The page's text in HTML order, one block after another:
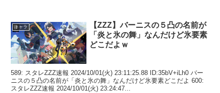
キャラ
【ZZZ】バーニスの５凸の名前が
「炎と氷の舞」なんだけど氷要素
どこだよｗ
589: スタレZZZ速報 2024/10/01(火) 23:11:25.88 ID:35bV+iLh0 バー
ニスの５凸の名前が「炎と氷の舞」なんだけど氷要素どこだよ 600:
スタレZZZ速報 2024/10/01(火) 23:24:47...